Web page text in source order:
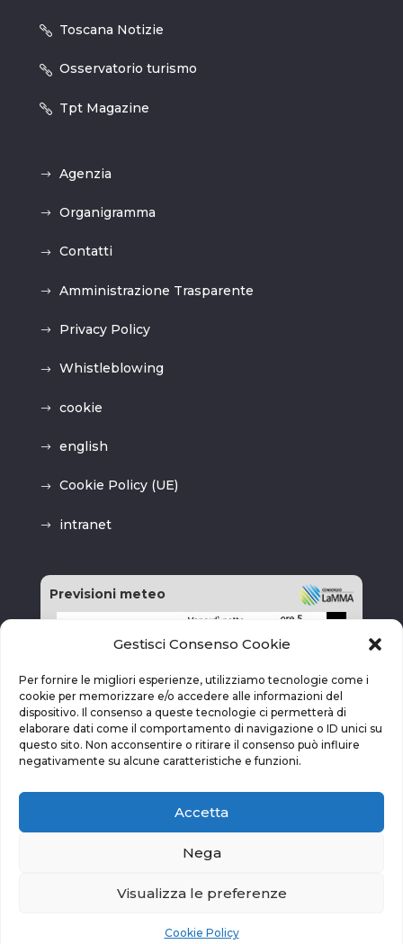
Gestisci Consenso Cookie
Per fornire le migliori esperienze, utilizziamo tecnologie come i
cookie per memorizzare e/o accedere alle informazioni del
dispositivo. Il consenso a queste tecnologie ci permetterà di
elaborare dati come il comportamento di navigazione o ID unici su
questo sito. Non acconsentire o ritirare il consenso può influire
negativamente su alcune caratteristiche e funzioni.
Accetta
Nega
Visualizza le preferenze
Cookie Policy
Toscana Notizie
Osservatorio turismo
Tpt Magazine
Agenzia
Organigramma
Contatti
Amministrazione Trasparente
Privacy Policy
Whistleblowing
cookie
english
Cookie Policy (UE)
intranet
Previsioni meteo